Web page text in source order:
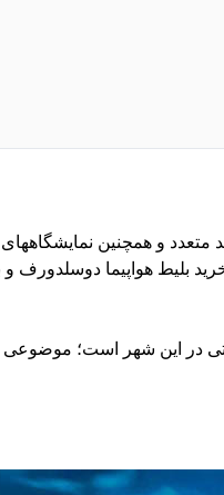
و همچنین
هواپیما دوسلدورف و
در این شهر است؛